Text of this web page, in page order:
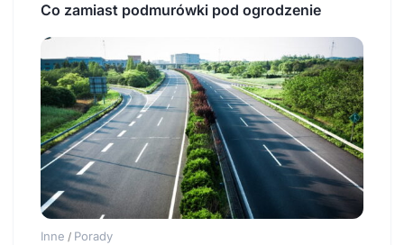
Co zamiast podmurówki pod ogrodzenie
Inne / Porady